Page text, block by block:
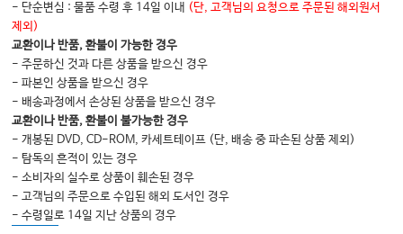
07. 증례와 답
- 증례
- 답
- 단순변심 : 물품 수령 후 14일 이내 (단, 고객님의 요청으로 주문된 해외원서
제외)
교환이나 반품, 환불이 가능한 경우
- 주문하신 것과 다른 상품을 받으신 경우
- 파본인 상품을 받으신 경우
- 배송과정에서 손상된 상품을 받으신 경우
교환이나 반품, 환불이 불가능한 경우
- 개봉된 DVD, CD-ROM, 카세트테이프 (단, 배송 중 파손된 상품 제외)
- 탐독의 흔적이 있는 경우
- 소비자의 실수로 상품이 훼손된 경우
- 고객님의 주문으로 수입된 해외 도서인 경우
- 수령일로 14일 지난 상품의 경우